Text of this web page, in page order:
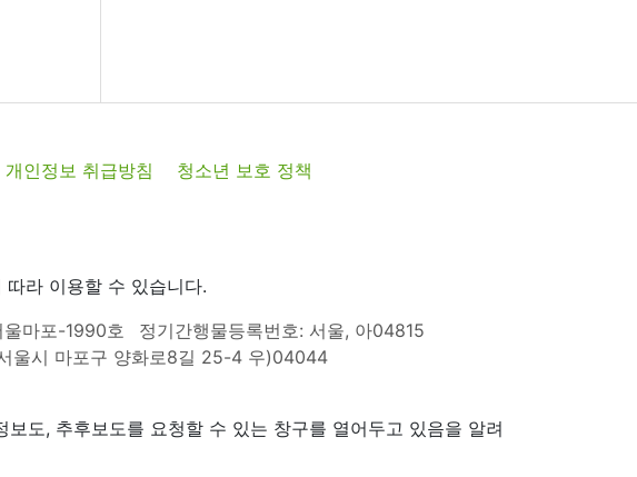
개인정보 취급방침
청소년 보호 정책
따라 이용할 수 있습니다.
마포-1990호
정기간행물등록번호: 서울, 아04815
울시 마포구 양화로8길 25-4 우)04044
도, 추후보도를 요청할 수 있는 창구를 열어두고 있음을 알려